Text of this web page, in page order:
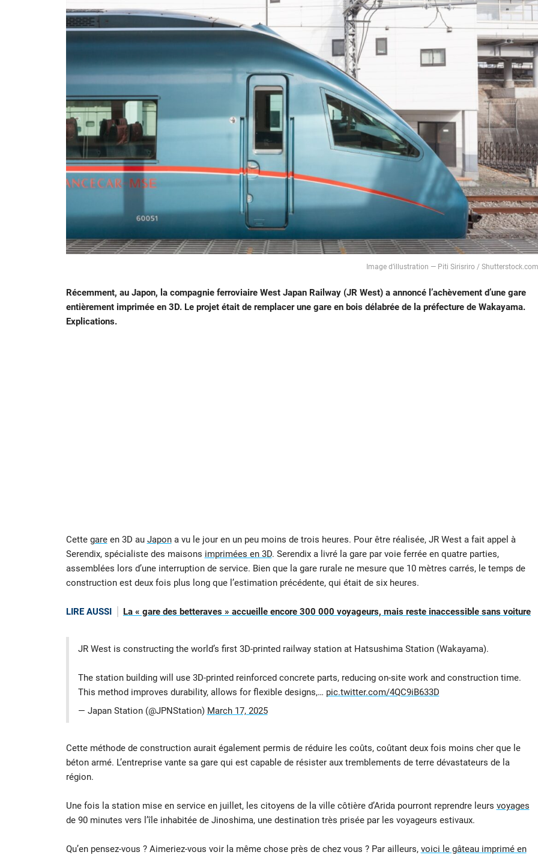
Image d’illustration — Piti Sirisriro / Shutterstock.com
Récemment, au Japon, la compagnie ferroviaire West Japan Railway (JR West) a annoncé l’achèvement d’une gare
entièrement imprimée en 3D. Le projet était de remplacer une gare en bois délabrée de la préfecture de Wakayama.
Explications.
Cette gareen 3D au Japona vu le jour en un peu moins de trois heures. Pour être réalisée, JR West a fait appel à
Serendix, spécialiste des maisons imprimées en 3D. Serendix a livré la gare par voie ferrée en quatre parties,
assemblées lors d’une interruption de service. Bien que la gare rurale ne mesure que 10 mètres carrés, le temps de
construction est deux fois plus long que l’estimation précédente, qui était de six heures.
LIRE AUSSI La « gare des betteraves » accueille encore 300 000 voyageurs, mais reste inaccessible sans voiture
JR West is constructing the world’s first 3D-printed railway station at Hatsushima Station (Wakayama).
The station building will use 3D-printed reinforced concrete parts, reducing on-site work and construction time.
This method improves durability, allows for flexible designs,… pic.twitter.com/4QC9iB633D
— Japan Station (@JPNStation) March 17, 2025
Cette méthode de construction aurait également permis de réduire les coûts, coûtant deux fois moins cher que le
béton armé. L’entreprise vante sa gare qui est capable de résister aux tremblements de terre dévastateurs de la
région.
Une fois la station mise en service en juillet, les citoyens de la ville côtière d’Arida pourront reprendre leurs voyages
de 90 minutes vers l’île inhabitée de Jinoshima, une destination très prisée par les voyageurs estivaux.
Qu’en pensez-vous ? Aimeriez-vous voir la même chose près de chez vous ? Par ailleurs, voici le gâteau imprimé en